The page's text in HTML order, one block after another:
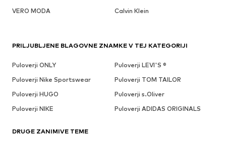
VERO MODA
Calvin Klein
PRILJUBLJENE BLAGOVNE ZNAMKE V TEJ KATEGORIJI
Puloverji ONLY
Puloverji LEVI'S ®
Puloverji Nike Sportswear
Puloverji TOM TAILOR
Puloverji HUGO
Puloverji s.Oliver
Puloverji NIKE
Puloverji ADIDAS ORIGINALS
DRUGE ZANIMIVE TEME